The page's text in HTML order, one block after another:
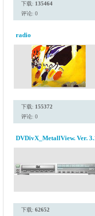
下载: 135464
评论: 0
radio
下载: 155372
评论: 0
DVDivX_MetallView. Ver.
下载: 62652